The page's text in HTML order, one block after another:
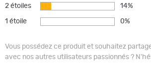
2 étoiles 14%
1 étoile 0%
Vous possédez ce produit et souhaitez
avec nos autres utilisateurs passionnés ?